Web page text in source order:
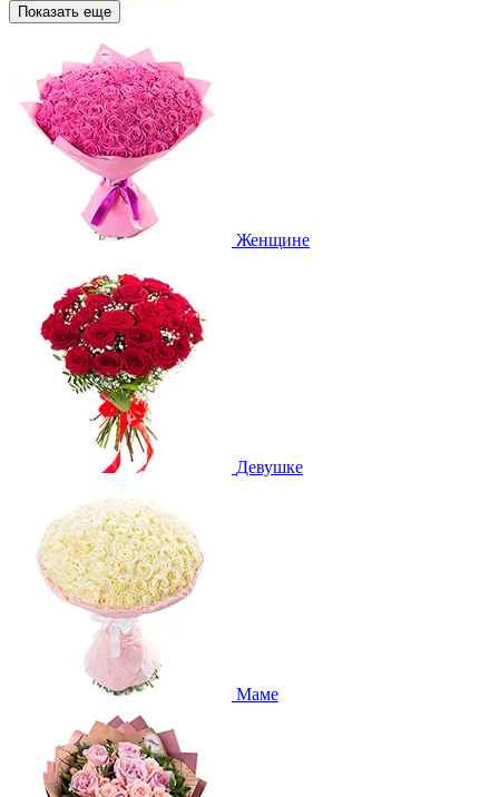
Показать еще
Женщине
Девушке
Маме